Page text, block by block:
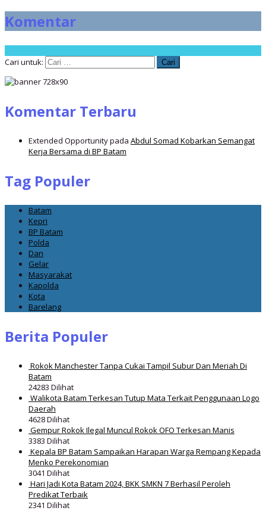
Komentar
Cari untuk:
Komentar Terbaru
Extended Opportunitypada Abdul Somad Kobarkan Semangat
Kerja Bersama di BP Batam
Tag Populer
Batam
Kepri
BP Batam
Polda
Dan
Gelar
Masyarakat
Kapolda
Kota
Barelang
Berita Populer
Rokok Manchester Tanpa Cukai Tampil Subur Dan Meriah Di
Batam
24283 Dilihat
Walikota Batam Terkesan Tutup Mata Terkait Penggunaan Logo
Daerah
4628 Dilihat
Gempur Rokok Ilegal Muncul Rokok OFO Terkesan Manis
3383 Dilihat
Kepala BP Batam Sampaikan Harapan Warga Rempang Kepada
Menko Perekonomian
3041 Dilihat
Hari Jadi Kota Batam 2024, BKK SMKN 7 Berhasil Peroleh
Predikat Terbaik
2341 Dilihat